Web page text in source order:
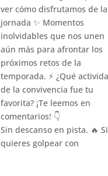
Sin descanso en pista. 🔥 Si
quieres golpear con